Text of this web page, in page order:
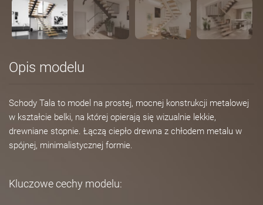
Opis modelu
Schody Tala to model na prostej, mocnej konstrukcji metalowej
w kształcie belki, na której opierają się wizualnie lekkie,
drewniane stopnie. Łączą ciepło drewna z chłodem metalu w
spójnej, minimalistycznej formie.
Kluczowe cechy modelu: